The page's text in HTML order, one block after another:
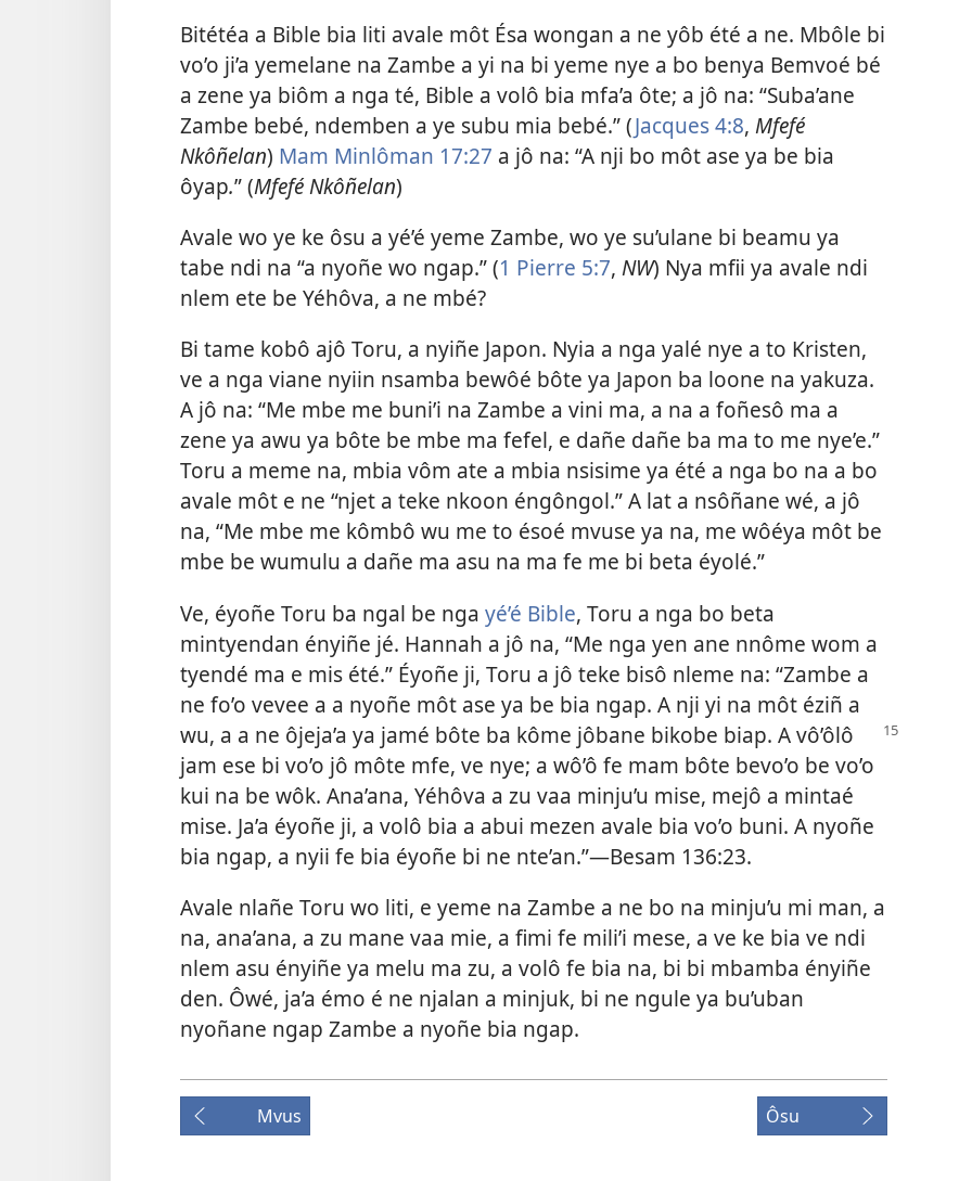
Bitétéa a Bible bia liti avale môt Ésa wongan a ne yôb été a ne. Mbôle bi
vo’o ji’a yemelane na Zambe a yi na bi yeme nye a bo benya Bemvoé bé
a zene ya biôm a nga té, Bible a volô bia mfa’a ôte; a jô na: “Suba’ane
Zambe bebé, ndemben a ye subu mia bebé.” (Jacques 4:8, Mfefé
Nkôñelan) Mam Minlôman 17:27 a jô na: “A nji bo môt ase ya be bia
ôyap.” (Mfefé Nkôñelan)
Avale wo ye ke ôsu a yé’é yeme Zambe, wo ye su’ulane bi beamu ya
tabe ndi na “a nyoñe wo ngap.” (1 Pierre 5:7, NW) Nya mfii ya avale ndi
nlem ete be Yéhôva, a ne mbé?
Bi tame kobô ajô Toru, a nyiñe Japon. Nyia a nga yalé nye a to Kristen,
ve a nga viane nyiin nsamba bewôé bôte ya Japon ba loone na yakuza.
A jô na: “Me mbe me buni’i na Zambe a vini ma, a na a foñesô ma a
zene ya awu ya bôte be mbe ma fefel, e dañe dañe ba ma to me nye’e.”
Toru a meme na, mbia vôm ate a mbia nsisime ya été a nga bo na a bo
avale môt e ne “njet a teke nkoon éngôngol.” A lat a nsôñane wé, a jô
na, “Me mbe me kômbô wu me to ésoé mvuse ya na, me wôéya môt be
mbe be wumulu a dañe ma asu na ma fe me bi beta éyolé.”
Ve, éyoñe Toru ba ngal be nga yé’é Bible, Toru a nga bo beta
mintyendan ényiñe jé. Hannah a jô na, “Me nga yen ane nnôme wom a
tyendé ma e mis été.” Éyoñe ji, Toru a jô teke bisô nleme na: “Zambe a
ne fo’o vevee a a nyoñe môt ase ya be bia ngap. A nji yi na môt éziñ a
wu, a a ne ôjeja’a ya jamé bôte ba kôme jôbane bikobe biap. A vô’ôlô
jam ese bi vo’o jô môte mfe, ve nye; a wô’ô fe mam bôte bevo’o be vo’o
kui na be wôk. Ana’ana, Yéhôva a zu vaa minju’u mise, mejô a mintaé
mise. Ja’a éyoñe ji, a volô bia a abui mezen avale bia vo’o buni. A nyoñe
bia ngap, a nyii fe bia éyoñe bi ne nte’an.”​—Besam 136:23.
Avale nlañe Toru wo liti, e yeme na Zambe a ne bo na minju’u mi man, a
na, ana’ana, a zu mane vaa mie, a fimi fe mili’i mese, a ve ke bia ve ndi
nlem asu ényiñe ya melu ma zu, a volô fe bia na, bi bi mbamba ényiñe
den. Ôwé, ja’a émo é ne njalan a minjuk, bi ne ngule ya bu’uban
nyoñane ngap Zambe a nyoñe bia ngap.
Mvus Ôsu